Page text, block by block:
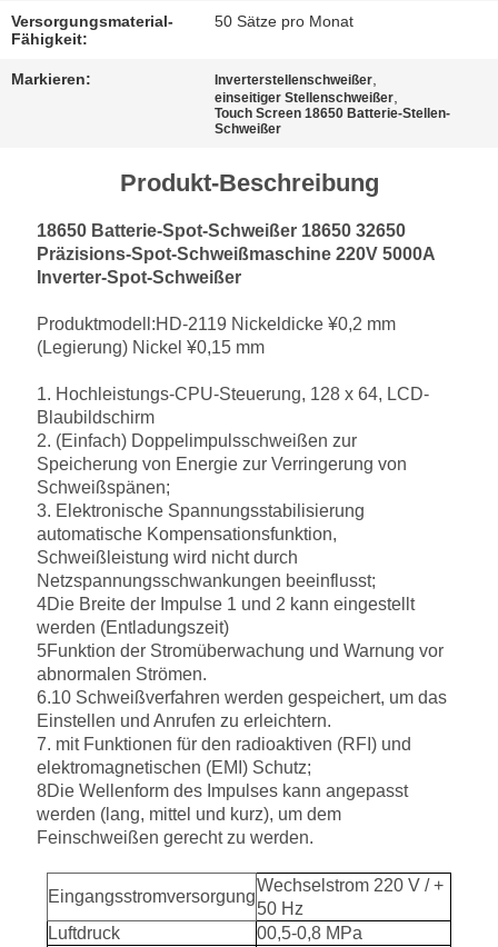
Versorgungsmaterial-
Fähigkeit:
50 Sätze pro Monat
Markieren: Inverterstellenschweißer
einseitiger Stellenschweißer
Touch Screen 18650 Batterie-Stellen-
Schweißer
Produkt-Beschreibung
18650 Batterie-Spot-Schweißer 18650 32650
Präzisions-Spot-Schweißmaschine 220V 5000A
Inverter-Spot-Schweißer
Produktmodell:HD-2119 Nickeldicke ¥0,2 mm
(Legierung) Nickel ¥0,15 mm
1. Hochleistungs-CPU-Steuerung, 128 x 64, LCD-
Blaubildschirm
2. (Einfach) Doppelimpulsschweißen zur
Speicherung von Energie zur Verringerung von
Schweißspänen;
3. Elektronische Spannungsstabilisierung
automatische Kompensationsfunktion,
Schweißleistung wird nicht durch
Netzspannungsschwankungen beeinflusst;
4Die Breite der Impulse 1 und 2 kann eingestellt
werden (Entladungszeit)
5Funktion der Stromüberwachung und Warnung vor
abnormalen Strömen.
6.10 Schweißverfahren werden gespeichert, um das
Einstellen und Anrufen zu erleichtern.
7. mit Funktionen für den radioaktiven (RFI) und
elektromagnetischen (EMI) Schutz;
8Die Wellenform des Impulses kann angepasst
werden (lang, mittel und kurz), um dem
Feinschweißen gerecht zu werden.
Eingangsstromversorgung
Wechselstrom 220 V / +
50 Hz
Luftdruck
00,5-0,8 MPa